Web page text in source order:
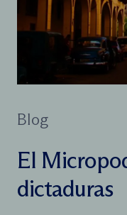
Blog
El
dictaduras